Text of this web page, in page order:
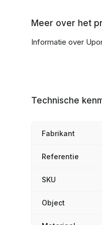
Meer over het
Informatie over
Technische
Fabrikant
Referentie
SKU
Object